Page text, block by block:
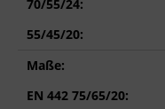
70/55/24:
55/45/20:
Maße:
EN 442 75/65/20: